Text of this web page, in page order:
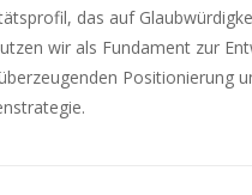
das auf
wir als Fundament zur
Positionierung